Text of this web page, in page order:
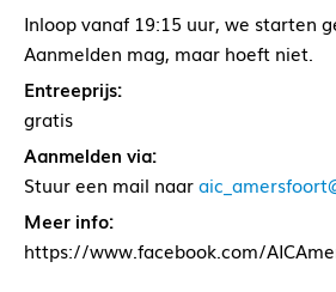
Inloop vanaf 19:15 uur, we starten
Aanmelden mag, maar hoeft niet.
Entreeprijs:
gratis
Aanmelden via:
Stuur een mail naar
Meer info:
https://www.facebook.com/